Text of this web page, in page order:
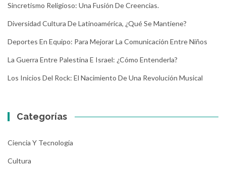
Sincretismo Religioso: Una Fusión De Creencias.
Diversidad Cultura De Latinoamérica, ¿Qué Se Mantiene?
Deportes En Equipo: Para Mejorar La Comunicación Entre Niños
La Guerra Entre Palestina E Israel: ¿Cómo Entenderla?
Los Inicios Del Rock: El Nacimiento De Una Revolución Musical
Categorías
Ciencia Y Tecnología
Cultura